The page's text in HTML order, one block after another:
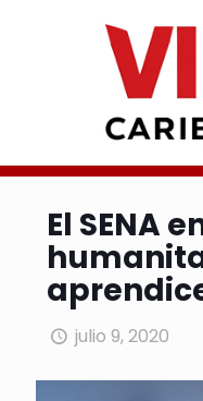
El SENA
julio 9, 2020